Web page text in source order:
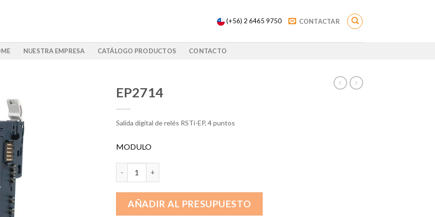
(+56) 2 6465 9750 CONTACTAR
NUESTRA EMPRESA CATÁLOGO PRODUCTOS CONTACTO
EP2714
Salida digital de relés RSTi-EP, 4 puntos
MODULO
AÑADIR AL PRESUPUESTO